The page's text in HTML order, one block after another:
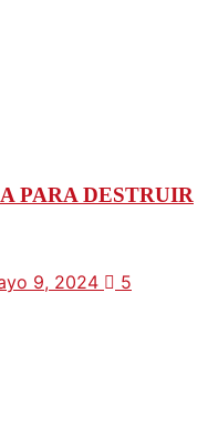
PARA DESTRUIR
9, 2024 5